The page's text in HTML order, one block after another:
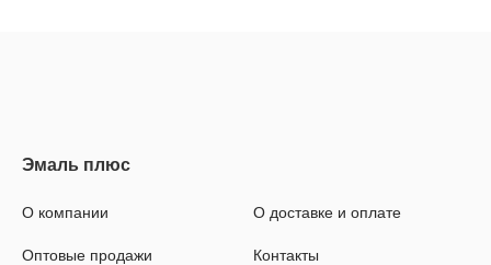
О компании
Оптовые продажи
О доставке и оплате
Контакты